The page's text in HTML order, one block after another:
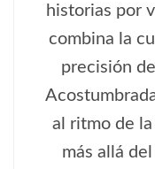
historias por
combina la
precisión
al ritmo de
más allá